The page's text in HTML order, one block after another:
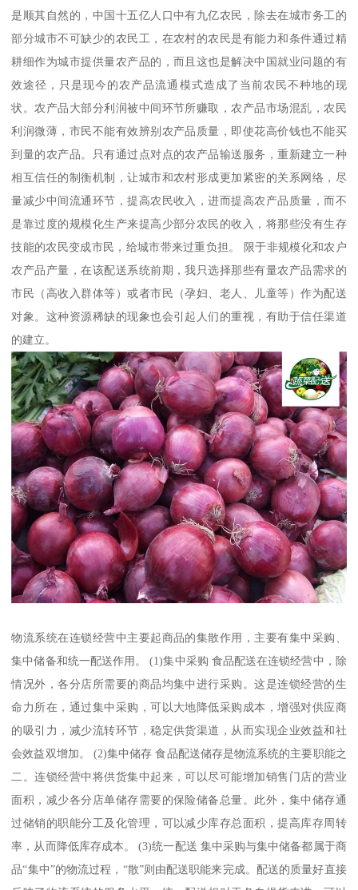
是顺其自然的，中国十五亿人口中有九亿农民，除去在城市务工的
部分城市不可缺少的农民工，在农村的农民是有能力和条件通过精
耕细作为城市提供量农产品的，而且这也是解决中国就业问题的有
效途径，只是现今的农产品流通模式造成了当前农民不种地的现
状。农产品大部分利润被中间环节所赚取，农产品市场混乱，农民
利润微薄，市民不能有效辨别农产品质量，即使花高价钱也不能买
到量的农产品。只有通过点对点的农产品输送服务，重新建立一种
相互信任的制衡机制，让城市和农村形成更加紧密的关系网络，尽
量减少中间流通环节，提高农民收入，进而提高农产品质量，而不
是靠过度的规模化生产来提高少部分农民的收入，将那些没有生存
技能的农民变成市民，给城市带来过重负担。 限于非规模化和农户
农产品产量，在该配送系统前期，我只选择那些有量农产品需求的
市民（高收入群体等）或者市民（孕妇、老人、儿童等）作为配送
对象。这种资源稀缺的现象也会引起人们的重视，有助于信任渠道
的建立。
物流系统在连锁经营中主要起商品的集散作用，主要有集中采购、
集中储备和统一配送作用。 (1)集中采购 食品配送在连锁经营中，除
情况外，各分店所需要的商品均集中进行采购。这是连锁经营的生
命力所在，通过集中采购，可以大地降低采购成本，增强对供应商
的吸引力，减少流转环节，稳定供货渠道，从而实现企业效益和社
会效益双增加。 (2)集中储存 食品配送储存是物流系统的主要职能之
二。连锁经营中将供货集中起来，可以尽可能增加销售门店的营业
面积，减少各分店单储存需要的保险储备总量。此外，集中储存通
过储销的职能分工及化管理，可以减少库存总面积，提高库存周转
率，从而降低库存成本。 (3)统一配送 集中采购与集中储备都属于商
品“集中”的物流过程，“散”则由配送职能来完成。配送的质量好直接